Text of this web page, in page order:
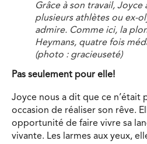
Grâce à son travail,
plusieurs athlètes ou ex-
admire. Comme ici, la
Heymans, quatre fois
(photo : gracieuseté)
Pas seulement pour elle!
Joyce nous a dit que ce n’était
occasion de réaliser son rêve.
opportunité de faire vivre sa
vivante. Les larmes aux yeux,